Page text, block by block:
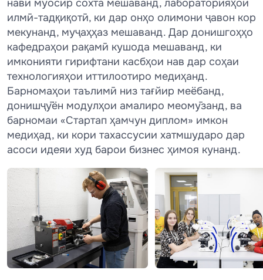
нави муосир сохта мешаванд, лабораторияҳои
илмӣ-тадқиқотӣ, ки дар онҳо олимони ҷавон кор
мекунанд, муҷаҳҳаз мешаванд. Дар донишгоҳҳо
кафедраҳои рақамӣ кушода мешаванд, ки
имконияти гирифтани касбҳои нав дар соҳаи
технологияҳои иттилоотиро медиҳанд.
Барномаҳои таълимӣ низ тағйир меёбанд,
донишҷӯён модулҳои амалиро меомӯзанд, ва
барномаи «Стартап ҳамчун диплом» имкон
медиҳад, ки кори тахассусии хатмшударо дар
асоси идеяи худ барои бизнес ҳимоя кунанд.